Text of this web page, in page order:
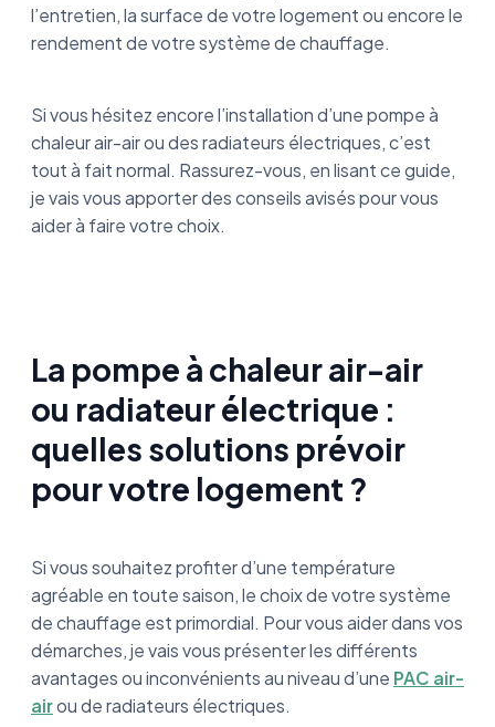
l’entretien, la surface de votre logement ou encore le
rendement de votre système de chauffage.
Si vous hésitez encore l’installation d’une pompe à
chaleur air-air ou des radiateurs électriques, c’est
tout à fait normal. Rassurez-vous, en lisant ce guide,
je vais vous apporter des conseils avisés pour vous
aider à faire votre choix.
La pompe à chaleur air-air
ou radiateur électrique :
quelles solutions prévoir
pour votre logement ?
Si vous souhaitez profiter d’une température
agréable en toute saison, le choix de votre système
de chauffage est primordial. Pour vous aider dans vos
démarches, je vais vous présenter les différents
avantages ou inconvénients au niveau d’une PAC air-
airou de radiateurs électriques.